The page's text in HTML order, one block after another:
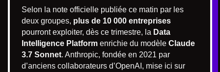
Selon la note officielle publiée ce matin par les
deux groupes, plus de 10 000 entreprises
pourront exploiter, dès ce trimestre, la Data
Intelligence Platform enrichie du modèle Claude
3.7 Sonnet. Anthropic, fondée en 2021 par
d’anciens collaborateurs d’OpenAI, mise ici sur